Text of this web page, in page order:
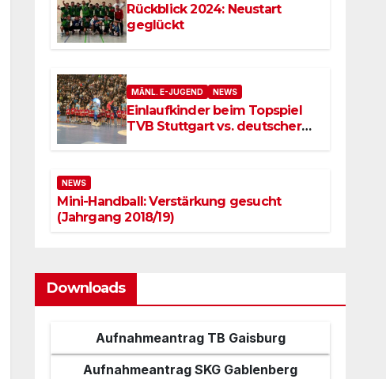
Rückblick 2024: Neustart
geglückt
MÄNL. E-JUGEND NEWS
Einlaufkinder beim Topspiel
TVB Stuttgart vs. deutscher
NEWS
Mini-Handball: Verstärkung gesucht
(Jahrgang 2018/19)
Downloads
Aufnahmeantrag TB Gaisburg
Aufnahmeantrag SKG Gablenberg